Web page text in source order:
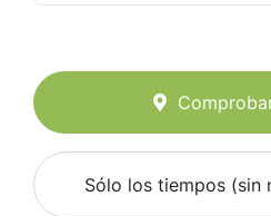
Sólo los tiempos (sin